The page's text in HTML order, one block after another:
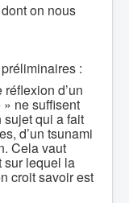
on nous
:
d’un
ne suffisent
sujet qui a fait
d’un tsunami
Cela vaut
sur lequel la
croit savoir est